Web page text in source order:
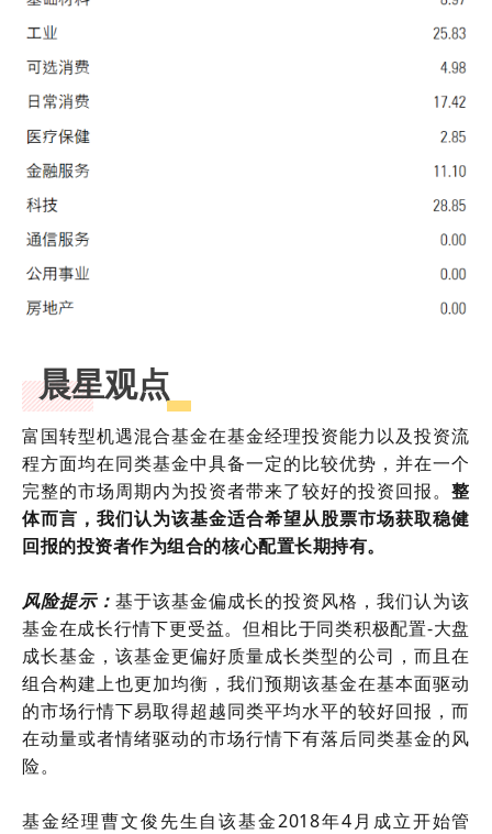
晨星观点
富国转型机遇混合基金在基金经理投资能力以及投资流
程方面均在同类基金中具备一定的比较优势，并在一个
完整的市场周期内为投资者带来了较好的投资回报。整
体而言，我们认为该基金适合希望从股票市场获取稳健
回报的投资者作为组合的核心配置长期持有。
风险提示：基于该基金偏成长的投资风格，我们认为该
基金在成长行情下更受益。但相比于同类积极配置-大盘
成长基金，该基金更偏好质量成长类型的公司，而且在
组合构建上也更加均衡，我们预期该基金在基本面驱动
的市场行情下易取得超越同类平均水平的较好回报，而
在动量或者情绪驱动的市场行情下有落后同类基金的风
险。
基金经理曹文俊先生自该基金2018年4月成立开始管